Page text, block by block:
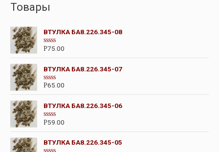
Товары
ВТУЛКА БА8.226.345-08
О
ц
н
к
а
0
и
5
Р75.00
ВТУЛКА БА8.226.345-07
О
ц
н
к
а
0
и
5
Р65.00
ВТУЛКА БА8.226.345-06
О
ц
н
к
Р59.00
ВТУЛКА БА8.226.345-05